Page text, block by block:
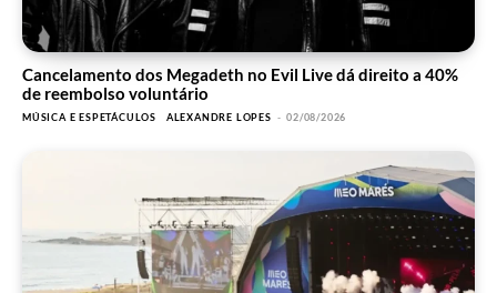
Cancelamento dos Megadeth no Evil Live dá direito a 40%
de reembolso voluntário
MÚSICA E ESPETÁCULOS ALEXANDRE LOPES - 02/08/2026